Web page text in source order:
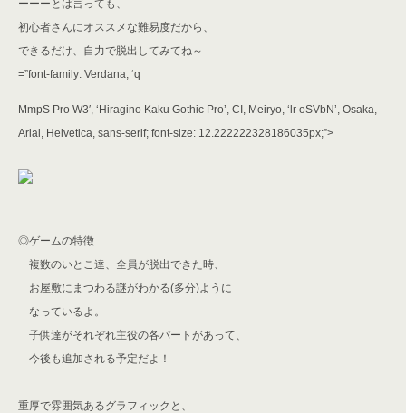
ーーーとは言っても、
初心者さんにオススメな難易度だから、
できるだけ、自力で脱出してみてね～
=”font-family: Verdana, ‘q
MmpS Pro W3′, ‘Hiragino Kaku Gothic Pro’, CI, Meiryo, ‘lr oSVbN’, Osaka,
Arial, Helvetica, sans-serif; font-size: 12.222222328186035px;”>
◎ゲームの特徴
複数のいとこ達、全員が脱出できた時、
お屋敷にまつわる謎がわかる(多分)ように
なっているよ。
子供達がそれぞれ主役の各パートがあって、
今後も追加される予定だよ！
重厚で雰囲気あるグラフィックと、